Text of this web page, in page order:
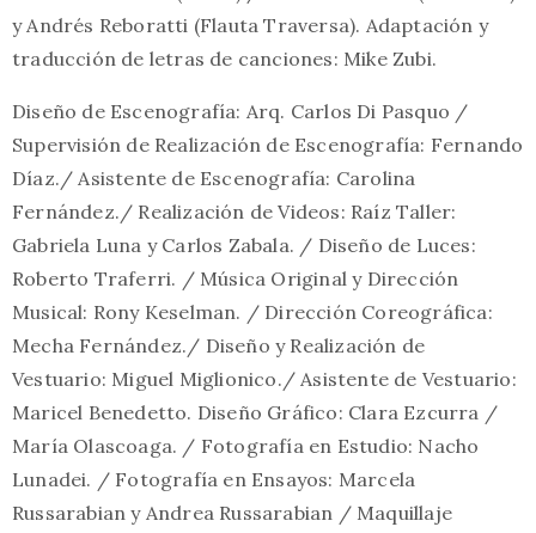
y Andrés Reboratti (Flauta Traversa). Adaptación y
traducción de letras de canciones: Mike Zubi.
Diseño de Escenografía: Arq. Carlos Di Pasquo /
Supervisión de Realización de Escenografía: Fernando
Díaz./ Asistente de Escenografía: Carolina
Fernández./ Realización de Videos: Raíz Taller:
Gabriela Luna y Carlos Zabala. / Diseño de Luces:
Roberto Traferri. / Música Original y Dirección
Musical: Rony Keselman. / Dirección Coreográfica:
Mecha Fernández./ Diseño y Realización de
Vestuario: Miguel Miglionico./ Asistente de Vestuario:
Maricel Benedetto. Diseño Gráfico: Clara Ezcurra /
María Olascoaga. / Fotografía en Estudio: Nacho
Lunadei. / Fotografía en Ensayos: Marcela
Russarabian y Andrea Russarabian / Maquillaje